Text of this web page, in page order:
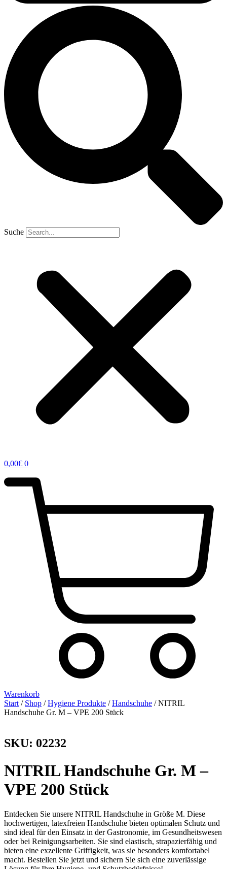
Suche
0,00€ 0
Warenkorb
Start / Shop /Hygiene Produkte /Handschuhe / NITRIL
Handschuhe Gr. M – VPE 200 Stück
SKU: 02232
NITRIL Handschuhe Gr. M –
VPE 200 Stück
Entdecken Sie unsere NITRIL Handschuhe in Größe M. Diese
hochwertigen, latexfreien Handschuhe bieten optimalen Schutz und
sind ideal für den Einsatz in der Gastronomie, im Gesundheitswesen
oder bei Reinigungsarbeiten. Sie sind elastisch, strapazierfähig und
bieten eine exzellente Griffigkeit, was sie besonders komfortabel
macht. Bestellen Sie jetzt und sichern Sie sich eine zuverlässige